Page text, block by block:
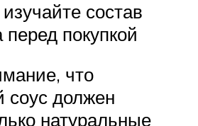
состав
перед покупкой
что
соус должен
натуральные